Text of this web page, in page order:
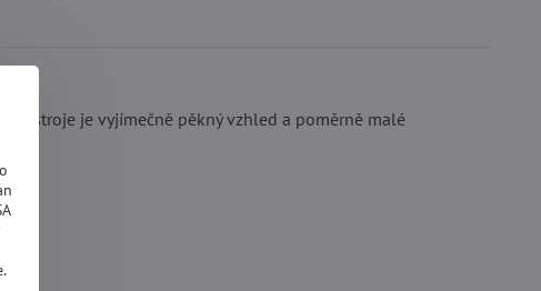
je vyjímečně pěkný vzhled a poměrně malé